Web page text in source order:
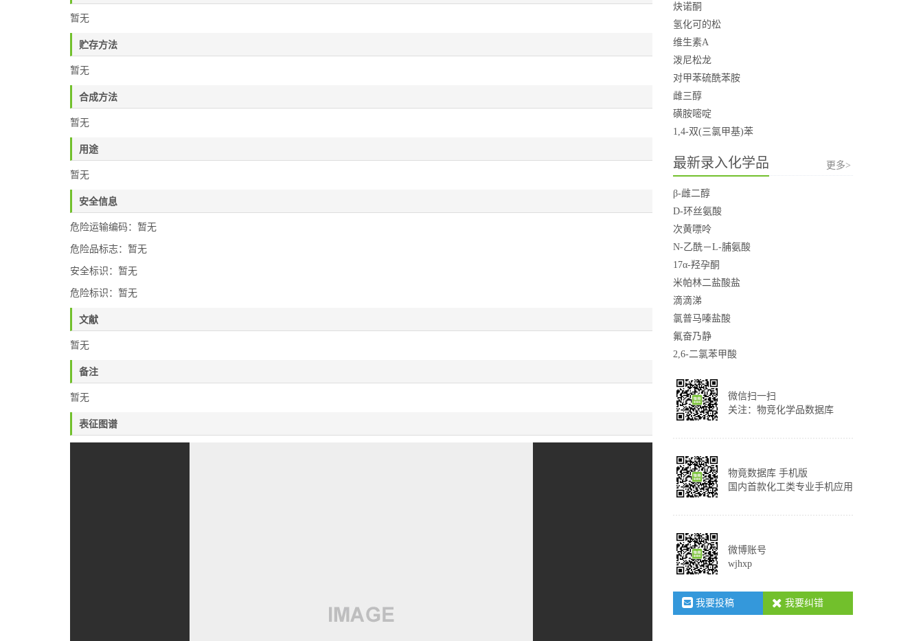
暂无
贮存方法
暂无
合成方法
暂无
用途
暂无
安全信息
危险运输编码：暂无
危险品标志：暂无
安全标识：暂无
危险标识：暂无
文献
暂无
备注
暂无
表征图谱
炔诺酮
氢化可的松
维生素A
泼尼松龙
对甲苯硫酰苯胺
雌三醇
磺胺嘧啶
1,4-双(三氯甲基)苯
最新录入化学品 更多>
β-雌二醇
D-环丝氨酸
次黄嘌呤
N-乙酰－L-脯氨酸
17α-羟孕酮
米帕林二盐酸盐
滴滴涕
氯普马嗪盐酸
氟奋乃静
2,6-二氯苯甲酸
微信扫一扫
关注：物竞化学品数据库
物竟数据库 手机版
国内首款化工类专业手机应用
微博账号
wjhxp
我要投稿 我要纠错